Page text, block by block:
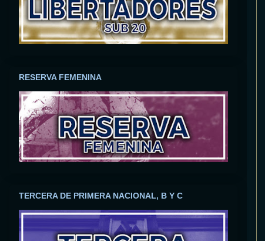
RESERVA FEMENINA
TERCERA DE PRIMERA NACIONAL, B Y C